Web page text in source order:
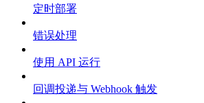
定时部署
错误处理
使用 API 运行
回调投递与 Webhook 触发